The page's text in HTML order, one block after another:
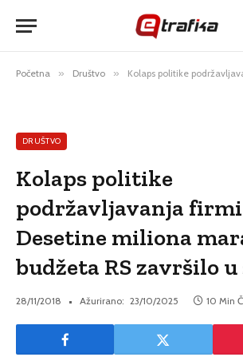
Početna » Društvo » Kolaps politike podržavljavanja firmi: Desetine miliona
DRUŠTVO
Kolaps politike
podržavljavanja
Desetine miliona
budžeta RS završilo
28/11/2018 Ažurirano: 23/10/2025 10 Min